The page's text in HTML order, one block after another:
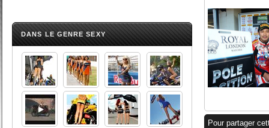
DANS LE GENRE SEXY
Pour partager